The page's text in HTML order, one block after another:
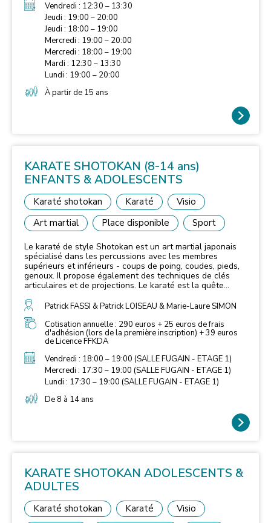
Vendredi : 12:30 – 13:30
Jeudi : 19:00 – 20:00
Jeudi : 18:00 – 19:00
Mercredi : 19:00 – 20:00
Mercredi : 18:00 – 19:00
Mardi : 12:30 – 13:30
Lundi : 19:00 – 20:00
À partir de 15 ans
KARATE SHOTOKAN (8-14 ans)
ENFANTS & ADOLESCENTS
Karaté shotokan Karaté
Visio
Art martial
Place disponible Sport
Le karaté de style Shotokan est un art martial japonais
spécialisé dans les percussions avec les membres
supérieurs et inférieurs - coups de poing, coudes, pieds,
genoux. Il propose également des techniques de clés
articulaires et de projections. Le karaté est la quête
et le développement de sa personne. L'étude du karaté
se décompose en plusieurs axes de travail : - Le Kihon,
répétition technique en solitaire. - Le Bunkaï, application
des techniques en situation avec un partenaire. - Le Kata,
enchainement codifié de techniques en solitaire. - Le
Kumite, travail du combat à deux. Le Kata et le Kumite
peuvent également être pratiqués dans le cadre de la
compétition. Le karaté développe la confiance en soi, la
coordination, la rigueur, ainsi qu'une excellente condition
physique.
Patrick FASSI & Patrick LOISEAU & Marie-Laure SIMON
Cotisation annuelle : 290 euros + 25 euros de frais
d'adhésion (lors de la première inscription) + 39 euros
de Licence FFKDA
Vendredi : 18:00 – 19:00 (SALLE FUGAIN - ETAGE 1)
Mercredi : 17:30 – 19:00 (SALLE FUGAIN - ETAGE 1)
Lundi : 17:30 – 19:00 (SALLE FUGAIN - ETAGE 1)
De 8 à 14 ans
KARATE SHOTOKAN ADOLESCENTS &
ADULTES
Karaté shotokan Karaté Visio